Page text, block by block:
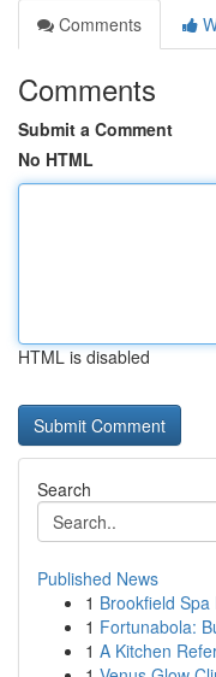
Comments
Comments
Submit a Comment
No HTML
HTML is disabled
Search
Published News
1 Brookfield
1 Fortunabola:
1 A Kitchen